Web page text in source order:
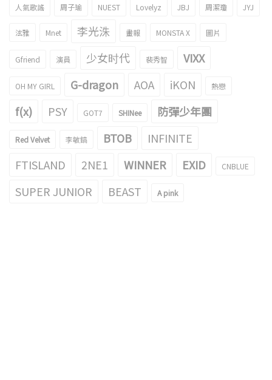
人氣歌謠 周子瑜 NUEST Lovelyz JBJ 周潔瓊 JYJ
泫雅 Mnet 李光洙 畫報 MONSTA X 圖片
Gfriend 演員 少女时代 裴秀智 VIXX
OH MY GIRL G-dragon AOA iKON 熱戀
f(x) PSY GOT7 SHINee 防彈少年團
Red Velvet 李敏鎬 BTOB
INFINITE
FTISLAND
2NE1 WINNER EXID CNBLUE
SUPER JUNIOR BEAST A pink